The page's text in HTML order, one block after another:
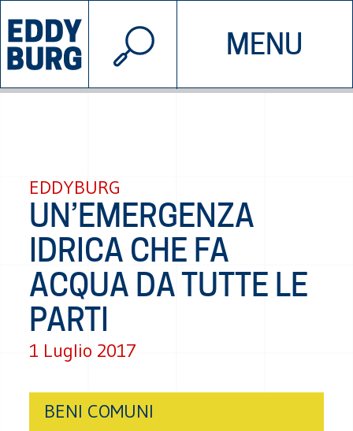
MENU
INIZIATIVE CHI SIAMO
© 2026 EDDYBURG
EDDYBURG
UN’EMERGENZA
IDRICA CHE FA
ACQUA DA TUTTE LE
PARTI
1 Luglio 2017
BENI COMUNI